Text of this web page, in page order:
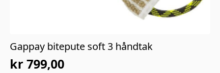
Gappay bitepute soft 3 håndtak
kr 799,00